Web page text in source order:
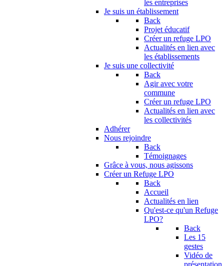
les entreprises
Je suis un établissement
Back
Projet éducatif
Créer un refuge LPO
Actualités en lien avec
les établissements
Je suis une collectivité
Back
Agir avec votre
commune
Créer un refuge LPO
Actualités en lien avec
les collectivités
Adhérer
Nous rejoindre
Back
Témoignages
Grâce à vous, nous agissons
Créer un Refuge LPO
Back
Accueil
Actualités en lien
Qu'est-ce qu'un Refuge
LPO?
Back
Les 15
gestes
Vidéo de
présentation